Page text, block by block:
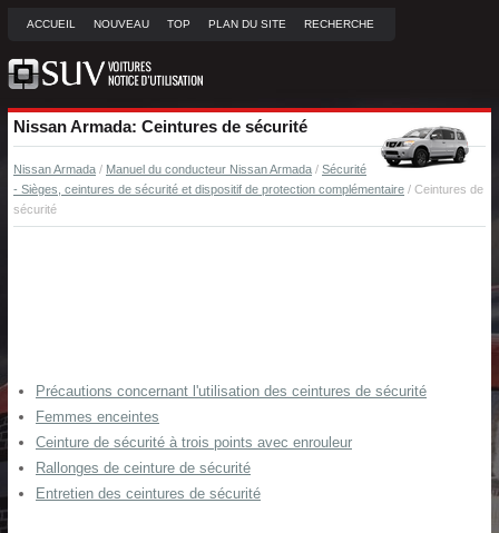
ACCUEIL NOUVEAU TOP PLAN DU SITE RECHERCHE
Nissan Armada: Ceintures de sécurité
Nissan Armada / Manuel du conducteur Nissan Armada / Sécurité
- Sièges, ceintures de sécurité et dispositif de protection complémentaire / Ceintures de
sécurité
Précautions concernant l'utilisation des ceintures de sécurité
Femmes enceintes
Ceinture de sécurité à trois points avec enrouleur
Rallonges de ceinture de sécurité
Entretien des ceintures de sécurité